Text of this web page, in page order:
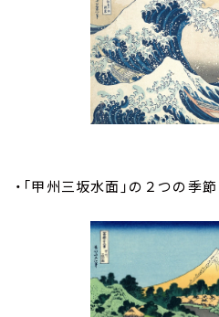
・「甲州三坂水面」の２つの季節